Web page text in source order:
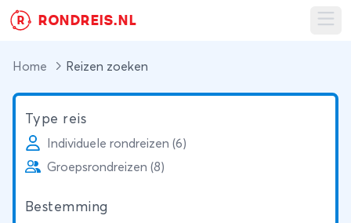
R RONDREIS.NL
Home Reizen zoeken
Type reis
Individuele rondreizen (6)
Groepsrondreizen (8)
Bestemming